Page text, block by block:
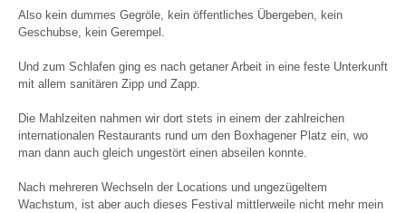
Also kein dummes Gegröle, kein öffentliches Übergeben, kein
Geschubse, kein Gerempel.
Und zum Schlafen ging es nach getaner Arbeit in eine feste Unterkunft
mit allem sanitären Zipp und Zapp.
Die Mahlzeiten nahmen wir dort stets in einem der zahlreichen
internationalen Restaurants rund um den Boxhagener Platz ein, wo
man dann auch gleich ungestört einen abseilen konnte.
Nach mehreren Wechseln der Locations und ungezügeltem
Wachstum, ist aber auch dieses Festival mittlerweile nicht mehr mein